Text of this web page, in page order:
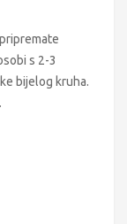
s 2-3
bijelog kruha.